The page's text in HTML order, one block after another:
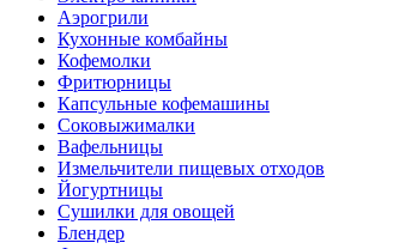
Аэрогрили
Кухонные комбайны
Кофемолки
Фритюрницы
Капсульные кофемашины
Соковыжималки
Вафельницы
Измельчители пищевых отходов
Йогуртницы
Сушилки для овощей
Блендер